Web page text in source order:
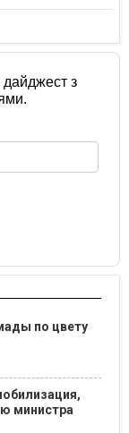
з
по цвету
министра